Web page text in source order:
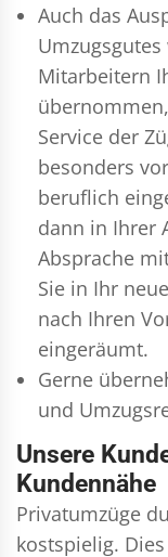
Auch das
Mitarbeitern
Service der
besonders
beruflich
dann in Ihrer
Absprache
Sie in Ihr
nach Ihren
eingeräumt.
Gerne
und
Unsere
Kundennähe
Privatumzüge
kostspielig.